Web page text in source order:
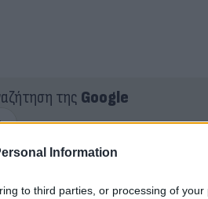
Information
to third parties, or processing of your
της Google